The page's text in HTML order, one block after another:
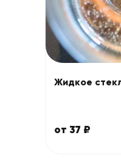
Жидкое
от 37 ₽